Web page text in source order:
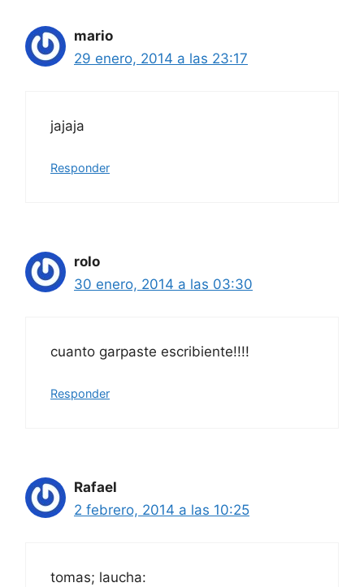
mario
29 enero, 2014 a las 23:17
jajaja
Responder
rolo
30 enero, 2014 a las 03:30
cuanto garpaste escribiente!!!!
Responder
Rafael
2 febrero, 2014 a las 10:25
tomas; laucha: